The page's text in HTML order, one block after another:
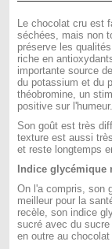
Le chocolat cru est
séchées, mais non
préserve les
riche en
importante source
du potassium et du
théobromine, un
positive sur l'humeur.
Son goût est très
texture est aussi
et reste longtemps
Indice glycémique
On l'a compris, son
meilleur pour la
recèle, son indice
sucré avec du
en outre au